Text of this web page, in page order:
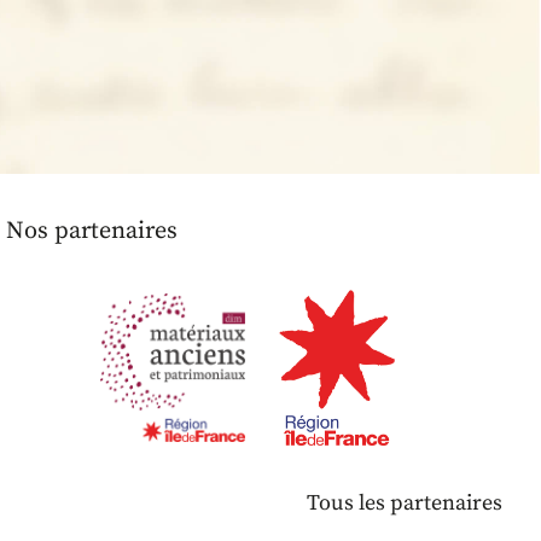
Nos partenaires
Tous les partenaires